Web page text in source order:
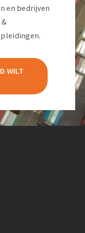
en bedrijven
WILT